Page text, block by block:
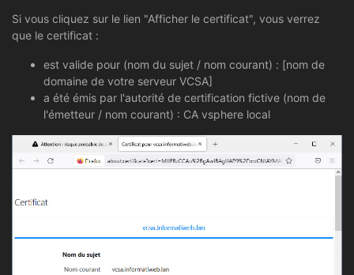
Si vous cliquez sur le lien "Afficher le certificat", vous verrez
que le certificat :
est valide pour (nom du sujet / nom courant) : [nom de
domaine de votre serveur VCSA]
a été émis par l'autorité de certification fictive (nom de
l'émetteur / nom courant) : CA vsphere local